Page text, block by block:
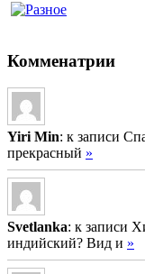
Комменатрии
Yiri Min: к записи
прекрасный »
Svetlanka: к записи
индийский? Вид и »